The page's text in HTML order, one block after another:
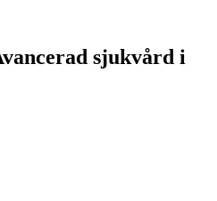
sjukvård i